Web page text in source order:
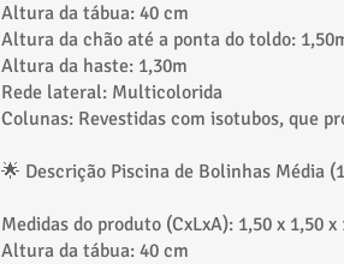
Altura da tábua: 40 cm
Altura da chão até a ponta do toldo:
Altura da haste: 1,30m
Rede lateral: Multicolorida
Colunas: Revestidas com isotubos, que
🌟 Descrição Piscina de Bolinhas Média
Medidas do produto (CxLxA): 1,50 x 1,50 x
Altura da tábua: 40 cm